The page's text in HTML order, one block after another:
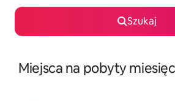
Szukaj
Miejsca na pobyty